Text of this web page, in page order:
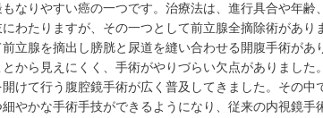
なりやすい癌の一つです。治療法は、進行具合や年齢
わたりますが、その一つとして前立腺全摘除術があり
立腺を摘出し膀胱と尿道を縫い合わせる開腹手術があ
から見えにくく、手術がやりづらい欠点がありました
けて行う腹腔鏡手術が広く普及してきました。その中
やかな手術手技ができるようになり、従来の内視鏡手